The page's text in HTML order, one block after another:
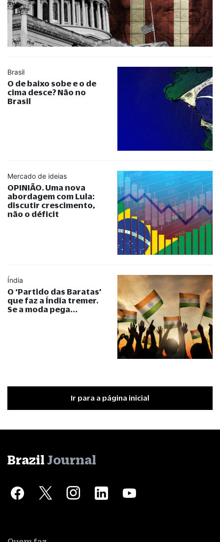
Brasil
O de baixo sobe e o de
cima desce? Não no
Brasil
Mercado de ideias
OPINIÃO. Uma nova
abordagem com Lula:
discutir crescimento,
não o déficit
Índia
O ‘Partido das Baratas’
que faz a Índia tremer.
Se a moda pega…
Ir para a página inicial
Brazil Journal